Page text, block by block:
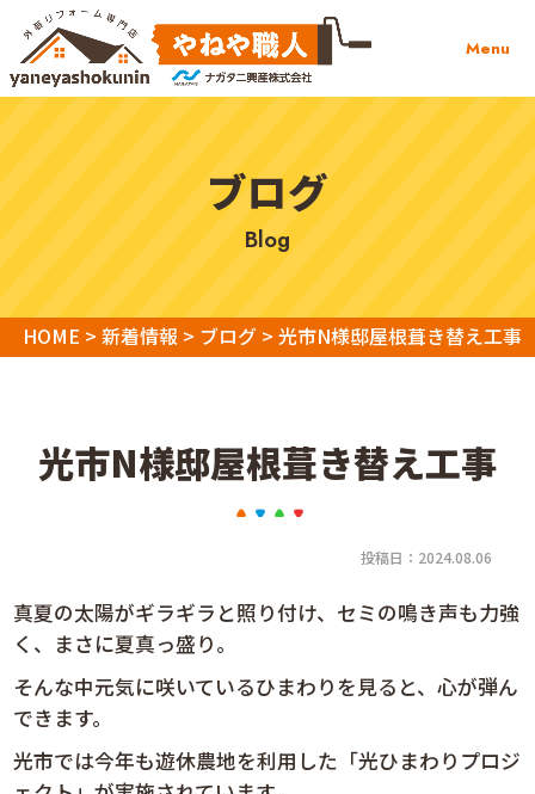
Menu
ブログ
blog
HOME > 新着情報> ブログ> 光市N様邸屋根葺き替え工事
光市N様邸屋根葺き替え工事
投稿日：2024.08.06
真夏の太陽がギラギラと照り付け、セミの鳴き声も力強
く、まさに夏真っ盛り。
そんな中元気に咲いているひまわりを見ると、心が弾ん
できます。
光市では今年も遊休農地を利用した「光ひまわりプロジ